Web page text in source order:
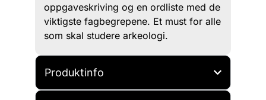
oppgaveskriving og en ordliste med de
viktigste fagbegrepene. Et must for alle
som skal studere arkeologi.
Produktinfo